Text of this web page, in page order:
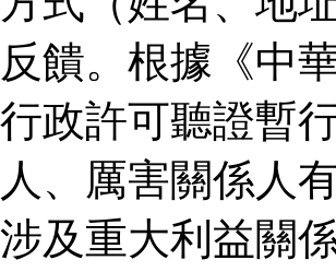
反饋。根據《中
行政許可聽證暫
人、厲害關係人
涉及重大利益關